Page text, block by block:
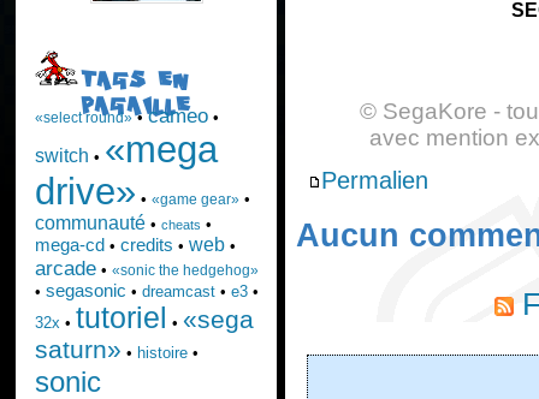
© SegaKore -
avec mention
Permalien
Aucun
TAGS EN
PAGAILLE
«select round»•cameo•
switch • «mega
drive» • «game gear»•
communauté• cheats •
mega-cd • credits • web•
arcade• «sonic the hedgehog»
• segasonic • dreamcast• e3•
32x • tutoriel • «sega
saturn» • histoire•
sonic